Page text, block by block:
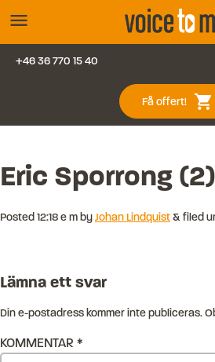
menu
Vanliga frågor
Kontakt
Blogg
+46 36 770 15 40
Få offert! shopping_cart
Eric Sporrong (2)
Posted 12:18 e m byJohan Lindquist&filed
Lämna ett svar
Din e-postadress kommer inte publiceras.
KOMMENTAR *